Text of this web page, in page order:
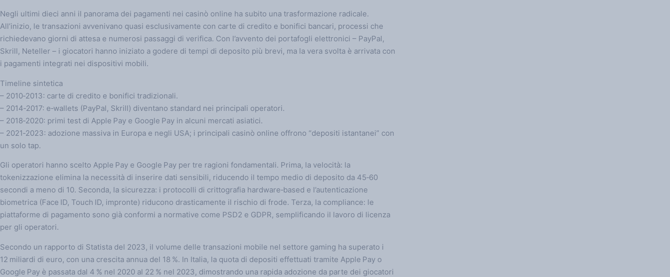
Negli ultimi dieci anni il panorama dei pagamenti nei casinò online ha subito una trasformazione radicale.
All’inizio, le transazioni avvenivano quasi esclusivamente con carte di credito e bonifici bancari, processi che
richiedevano giorni di attesa e numerosi passaggi di verifica. Con l’avvento dei portafogli elettronici – PayPal,
Skrill, Neteller – i giocatori hanno iniziato a godere di tempi di deposito più brevi, ma la vera svolta è arrivata con
i pagamenti integrati nei dispositivi mobili.
Timeline sintetica
– 2010‑2013: carte di credito e bonifici tradizionali.
– 2014‑2017: e‑wallets (PayPal, Skrill) diventano standard nei principali operatori.
– 2018‑2020: primi test di Apple Pay e Google Pay in alcuni mercati asiatici.
– 2021‑2023: adozione massiva in Europa e negli USA; i principali casinò online offrono “depositi istantanei” con
un solo tap.
Gli operatori hanno scelto Apple Pay e Google Pay per tre ragioni fondamentali. Prima, la velocità: la
tokenizzazione elimina la necessità di inserire dati sensibili, riducendo il tempo medio di deposito da 45‑60
secondi a meno di 10. Seconda, la sicurezza: i protocolli di crittografia hardware‑based e l’autenticazione
biometrica (Face ID, Touch ID, impronte) riducono drasticamente il rischio di frode. Terza, la compliance: le
piattaforme di pagamento sono già conformi a normative come PSD2 e GDPR, semplificando il lavoro di licenza
per gli operatori.
Secondo un rapporto di Statista del 2023, il volume delle transazioni mobile nel settore gaming ha superato i
12 miliardi di euro, con una crescita annua del 18 %. In Italia, la quota di depositi effettuati tramite Apple Pay o
Google Pay è passata dal 4 % nel 2020 al 22 % nel 2023, dimostrando una rapida adozione da parte dei giocatori